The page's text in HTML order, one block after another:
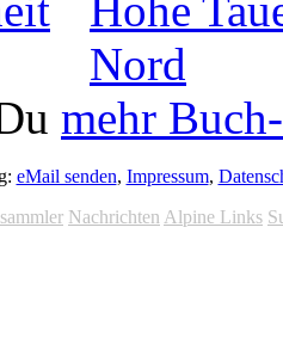
mehr
eMail senden, Impressum,
Nachrichten Alpine Links